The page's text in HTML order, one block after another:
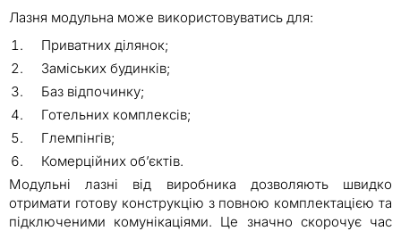
Лазня модульна може використовуватись для:
Приватних ділянок;
Заміських будинків;
Баз відпочинку;
Готельних комплексів;
Глемпінгів;
Комерційних об’єктів.
Модульні лазні від виробника дозволяють швидко
отримати готову конструкцію з повною комплектацією та
підключеними комунікаціями. Це значно скорочує час